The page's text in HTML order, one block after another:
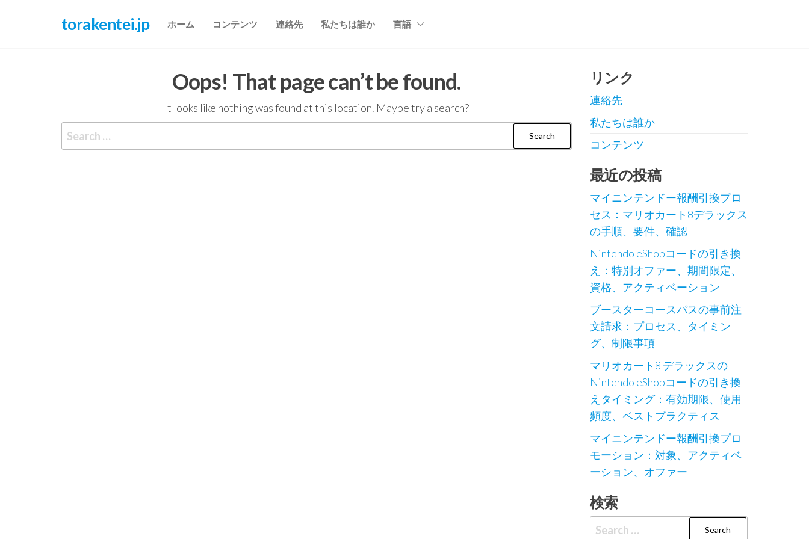
torakentei.jp ホーム コンテンツ 連絡先 私たちは誰か 言語
Oops! That page can’t be found.
It looks like nothing was found at this location. Maybe try a search?
for:
リンク
連絡先
私たちは誰か
コンテンツ
最近の投稿
マイニンテンドー報酬引換プロ
セス：マリオカート8デラックス
の手順、要件、確認
Nintendo eShopコードの引き換
え：特別オファー、期間限定、
資格、アクティベーション
ブースターコースパスの事前注
文請求：プロセス、タイミン
グ、制限事項
マリオカート8 デラックスの
Nintendo eShopコードの引き換
えタイミング：有効期限、使用
頻度、ベストプラクティス
マイニンテンドー報酬引換プロ
モーション：対象、アクティベ
ーション、オファー
検索
Search